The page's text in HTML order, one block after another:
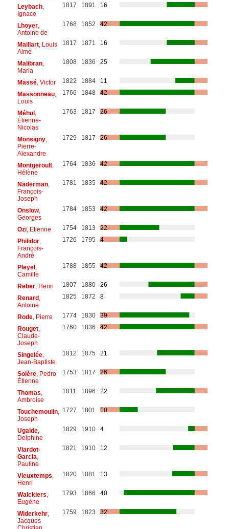
Leybach,
Ignace
1817 1891 16
Lhoyer,
Antoine de
1768 1852 42
Maillart, Louis
Aimé
1817 1871 16
Malibran,
Maria
1808 1836 25
Massé, Victor 1822 1884
11
Massonneau,
Louis
1766 1848 42
Méhul,
Étienne-
Nicolas
1763 1817 26
Monsigny,
Pierre-
Alexandre
1729 1817 26
Montgeroult,
Hélène
1764 1836 42
Naderman,
François-
Joseph
1781 1835 42
Onslow,
Georges
1784 1853 42
Ozi, Etienne 1754 1813
22
Philidor,
François-
André
1726 1795 4
Pleyel,
Camille
1788 1855 42
Reber, Henri 1807 1880
26
Renard,
Antoine
1825 1872 8
Rode, Pierre 1774 1830
39
Rouget,
Claude-
Joseph
1760 1836 42
Singelée,
Jean-Baptiste
1812 1875 21
Solère, Pedro
Étienne
1753 1817 26
Thomas
Ambroise
1811 1896 22
Touchemoulin,
Joseph
1727 1801 10
Ugalde,
Delphine
1829 1910 4
Viardot-
Garcia
Pauline
1821 1910 12
Vieuxtemps
Henri
1820 1881 13
Walckiers
Eugène
1793 1866 40
Widerkehr,
Jacques
1759 1823 32